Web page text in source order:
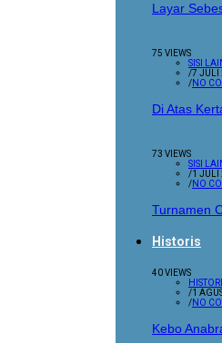
Layar
75 VIEWS
SISI
/7 JULI
/NO
Di Atas
73 VIEWS
SISI
/1 JULI
/NO
Turnamen
Historis
40 VIEWS
/1
/NO
Kebo